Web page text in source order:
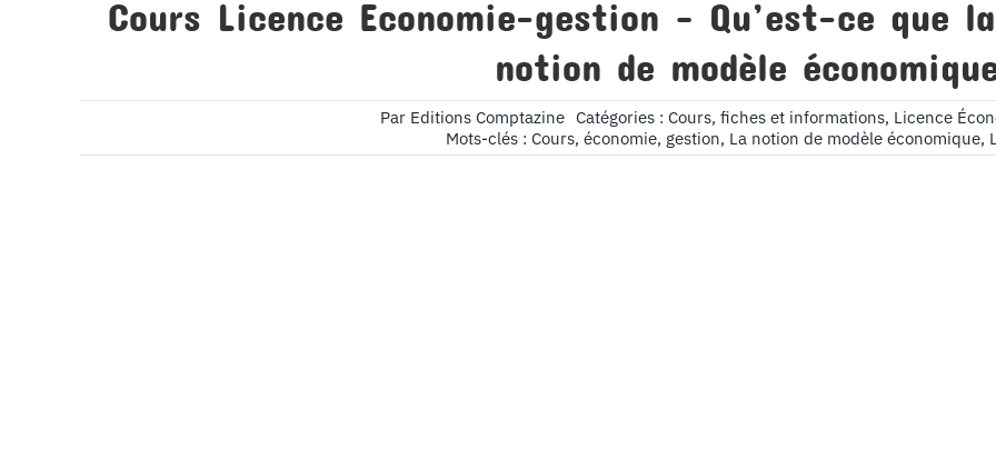
Cours Licence Economie-gestion – Qu’est-ce que
notion de modèle
Par Editions Comptazine Catégories : Cours, fiches et informations, Licence
Mots-clés : Cours, économie, gestion, La notion de modèle économique,